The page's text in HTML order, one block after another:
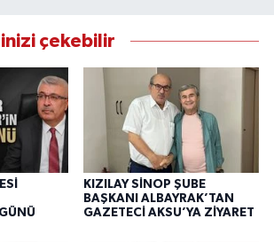
çekebilir
KIZILAY SİNOP ŞUBE
BAŞKANI ALBAYRAK’TAN
GAZETECİ AKSU’YA ZİYARET